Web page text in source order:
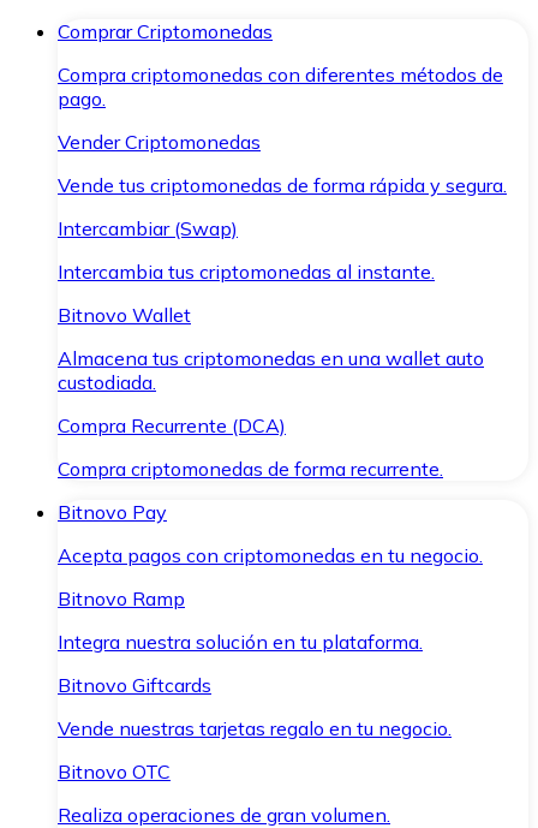
Comprar Criptomonedas
Compra criptomonedas con diferentes métodos de
pago.
Vender Criptomonedas
Vende tus criptomonedas de forma rápida y segura.
Intercambiar (Swap)
Intercambia tus criptomonedas al instante.
Bitnovo Wallet
Almacena tus criptomonedas en una wallet auto
custodiada.
Compra Recurrente (DCA)
Compra criptomonedas de forma recurrente.
Bitnovo Pay
Acepta pagos con criptomonedas en tu negocio.
Bitnovo Ramp
Integra nuestra solución en tu plataforma.
Bitnovo Giftcards
Vende nuestras tarjetas regalo en tu negocio.
Bitnovo OTC
Realiza operaciones de gran volumen.